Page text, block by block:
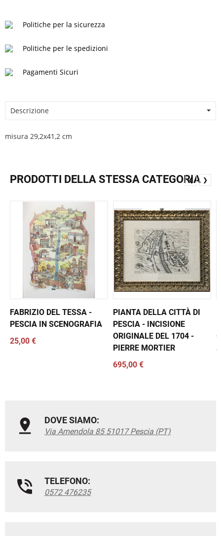
Politiche per la sicurezza
Politiche per le spedizioni
Pagamenti Sicuri
Descrizione
misura 29,2x41,2 cm
PRODOTTI DELLA STESSA CATEGORIA
FABRIZIO DEL TESSA -
PESCIA IN SCENOGRAFIA
25,00 €
PIANTA DELLA CITTÀ DI
PESCIA - INCISIONE
ORIGINALE DEL 1704 -
PIERRE MORTIER
695,00 €
❮ ❯
DOVE SIAMO:
Via Amendola 85 51017 Pescia (PT)
TELEFONO:
0572 476235